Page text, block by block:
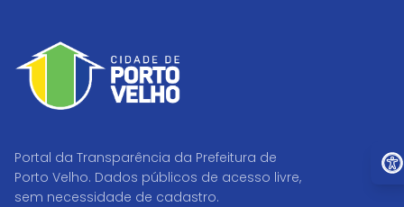
Portal da Transparência da Prefeitura de
Porto Velho. Dados públicos de acesso livre,
sem necessidade de cadastro.
Ir